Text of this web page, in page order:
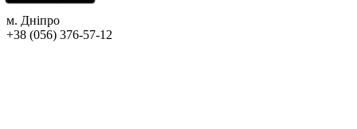
м. Дніпро
+38 (056) 376-57-12